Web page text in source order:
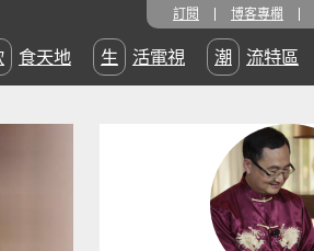
訂閱 博客專欄
飲食天地 生活電視 潮流特區